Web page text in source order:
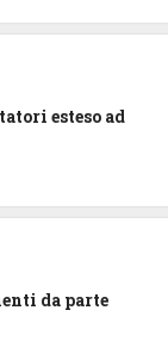
esteso ad
da parte